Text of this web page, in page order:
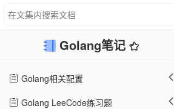
Golang笔记
Golang相关配置
Golang LeeCode练习题